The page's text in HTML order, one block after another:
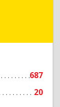
687
20
г,